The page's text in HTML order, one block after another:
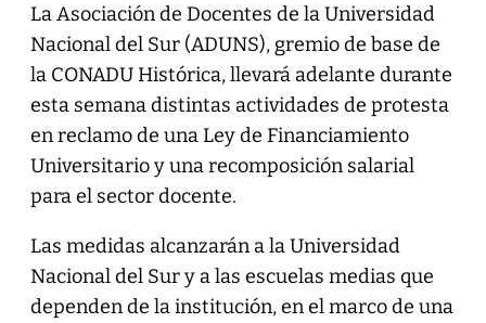
La Asociación de Docentes de la Universidad
Nacional del Sur (ADUNS), gremio de base de
la CONADU Histórica, llevará adelante durante
esta semana distintas actividades de protesta
en reclamo de una Ley de Financiamiento
Universitario y una recomposición salarial
para el sector docente.
Las medidas alcanzarán a la Universidad
Nacional del Sur y a las escuelas medias que
dependen de la institución, en el marco de una